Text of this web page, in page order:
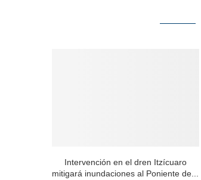
Intervención en el dren Itzícuaro
mitigará inundaciones al Poniente de...